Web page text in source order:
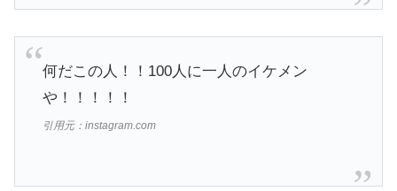
何だこの人！！100人に一人のイケメン
や！！！！！
引用元：instagram.com